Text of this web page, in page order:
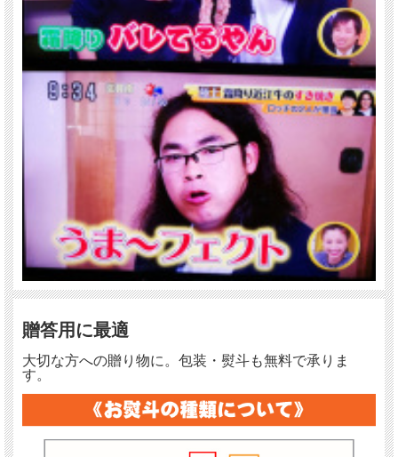
贈答用に最適
大切な方への贈り物に。包装・熨斗も無料で承りま
す。